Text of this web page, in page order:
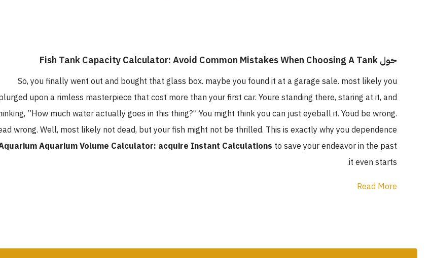
حول Fish Tank Capacity Calculator: Avoid Common Mistakes When Choosing A Tank
So, you finally went out and bought that glass box. maybe you found it at a garage sale. most likely you
upon a rimless masterpiece that cost more than your first car. Youre standing there, staring at it, and
”How much water actually goes in this thing?” You might think you can just eyeball it. Youd be wrong.
wrong. Well, most likely not dead, but your fish might not be thrilled. This is exactly why you dependence
Aquarium Volume Calculator: acquire Instant Calculations to save your endeavor in the past
it even starts.
Read More